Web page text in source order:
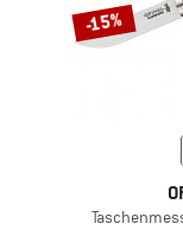
-15%